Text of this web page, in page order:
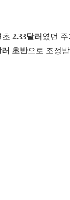
초 2.33달러 였던
러 초반으로 조정